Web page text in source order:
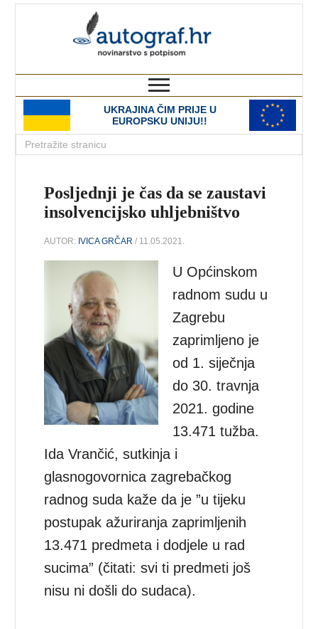
UKRAJINA ČIM PRIJE U
EUROPSKU UNIJU!!
Posljednji je čas da se zaustavi
insolvencijsko uhljebništvo
AUTOR: IVICA GRČAR / 11.05.2021.
U Općinskom
radnom sudu u
Zagrebu
zaprimljeno je
od 1. siječnja
do 30. travnja
2021. godine
13.471 tužba.
Ida Vrančić, sutkinja i
glasnogovornica zagrebačkog
radnog suda kaže da je ”u tijeku
postupak ažuriranja zaprimljenih
13.471 predmeta i dodjele u rad
sucima” (čitati: svi ti predmeti još
nisu ni došli do sudaca).